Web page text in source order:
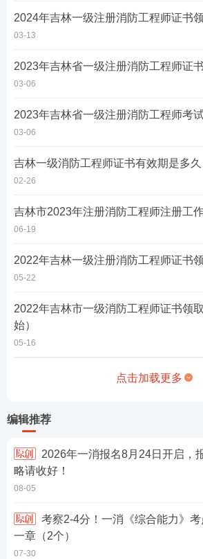
2024年吉林一级注册消防工程师证书
03-13
2023年吉林省一级注册消防工程师证
03-06
2023年吉林省一级注册消防工程师考
03-06
吉林一级消防工程师证书有效期是多久
02-26
吉林市2023年注册消防工程师注册工
06-19
2022年吉林一级注册消防工程师证书
05-22
2022年吉林市一级消防工程师证书领
始）
05-16
点击加载更多
编辑推荐
略请收好！
08-05
一章（2个）
07-30